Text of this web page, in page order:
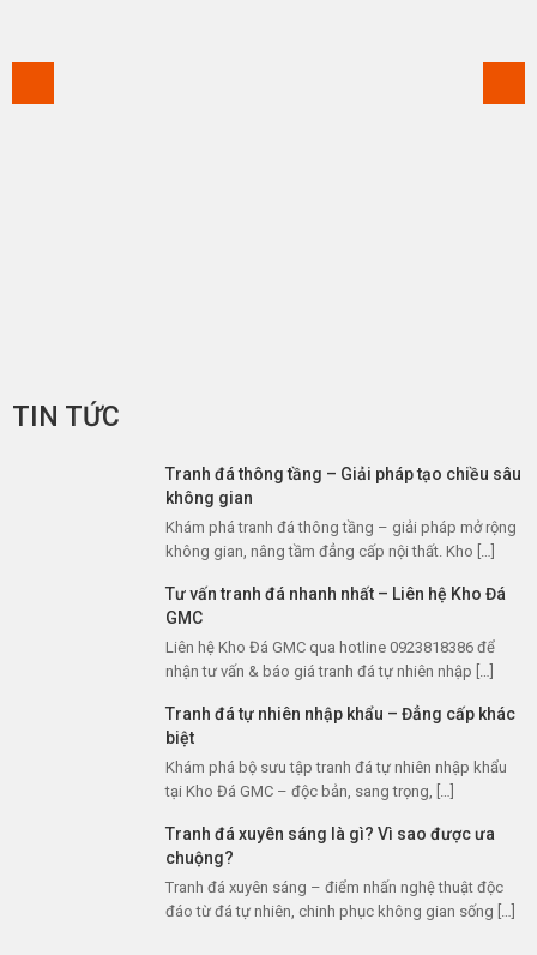
TIN TỨC
Tranh đá thông tầng – Giải pháp tạo chiều sâu
không gian
Khám phá tranh đá thông tầng – giải pháp mở rộng
không gian, nâng tầm đẳng cấp nội thất. Kho […]
Tư vấn tranh đá nhanh nhất – Liên hệ Kho Đá
GMC
Liên hệ Kho Đá GMC qua hotline 0923818386 để
nhận tư vấn & báo giá tranh đá tự nhiên nhập […]
Tranh đá tự nhiên nhập khẩu – Đẳng cấp khác
biệt
Khám phá bộ sưu tập tranh đá tự nhiên nhập khẩu
tại Kho Đá GMC – độc bản, sang trọng, […]
Tranh đá xuyên sáng là gì? Vì sao được ưa
chuộng?
Tranh đá xuyên sáng – điểm nhấn nghệ thuật độc
đáo từ đá tự nhiên, chinh phục không gian sống […]